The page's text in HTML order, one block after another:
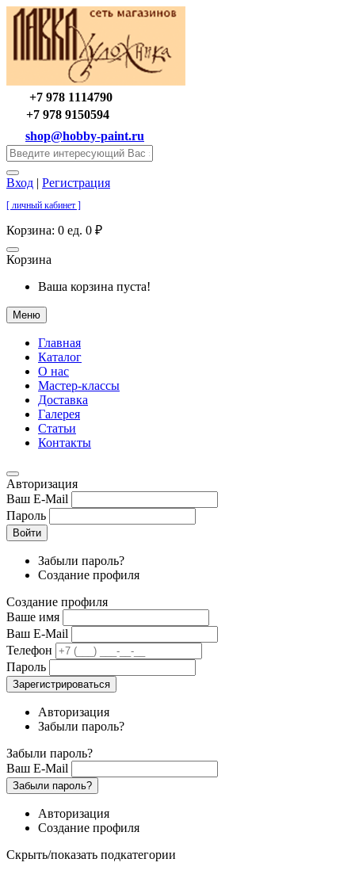
+7 978 1114790
+7 978 9150594
shop@hobby-paint.ru
Вход | Регистрация
[ личный кабинет ]
Корзина: 0 ед. 0 ₽
Корзина
Ваша корзина пуста!
Меню
Главная
Каталог
О нас
Мастер-классы
Доставка
Галерея
Статьи
Контакты
Авторизация
Ваш E-Mail
Пароль
Войти
Забыли пароль?
Создание профиля
Создание профиля
Ваше имя
Ваш E-Mail
Телефон
Пароль
Зарегистрироваться
Авторизация
Забыли пароль?
Забыли пароль?
Ваш E-Mail
Забыли пароль?
Авторизация
Создание профиля
Скрыть/показать подкатегории